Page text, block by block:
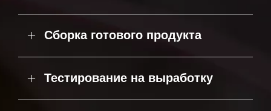
Сборка готового продукта
Тестирование на выработку